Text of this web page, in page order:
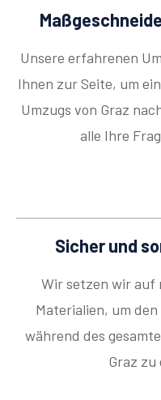
Unsere erfahrenen
Ihnen zur Seite, um
Umzugs von Graz
alle Ihre
Sicher und
Wir setzen wir auf
Materialien, um
während des
Graz